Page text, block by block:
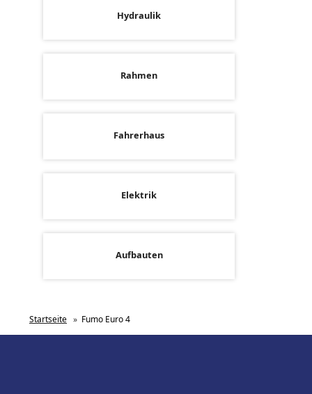
Hydraulik
Rahmen
Fahrerhaus
Elektrik
Aufbauten
Startseite » Fumo Euro 4